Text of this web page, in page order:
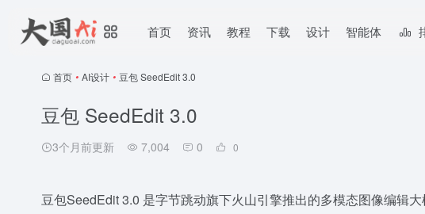
首页 资讯 教程 下载 设计 智能体
首页 • AI设计 • 豆包 SeedEdit 3.0
豆包 SeedEdit 3.0
3个月前更新 7,004 0 0
豆包SeedEdit 3.0 是字节跳动旗下火山引擎推出的多模态图像编辑